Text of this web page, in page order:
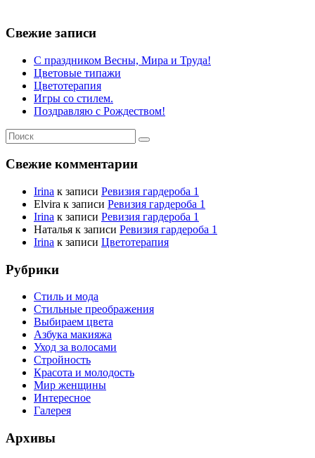
Свежие записи
С праздником Весны, Мира и Труда!
Цветовые типажи
Цветотерапия
Игры со стилем.
Поздравляю с Рождеством!
Свежие комментарии
Irina к записи Ревизия гардероба 1
Elvira к записи Ревизия гардероба 1
Irina к записи Ревизия гардероба 1
Наталья к записи Ревизия гардероба 1
Irina к записи Цветотерапия
Рубрики
Стиль и мода
Стильные преображения
Выбираем цвета
Азбука макияжа
Уход за волосами
Стройность
Красота и молодость
Мир женщины
Интересное
Галерея
Архивы